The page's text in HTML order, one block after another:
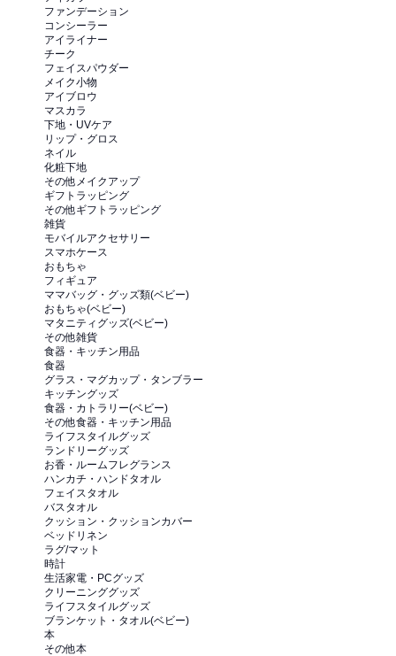
ファンデーション
コンシーラー
アイライナー
チーク
フェイスパウダー
メイク小物
アイブロウ
マスカラ
下地・UVケア
リップ・グロス
ネイル
化粧下地
その他メイクアップ
ギフトラッピング
その他ギフトラッピング
雑貨
モバイルアクセサリー
スマホケース
おもちゃ
フィギュア
ママバッグ・グッズ類(ベビー)
おもちゃ(ベビー)
マタニティグッズ(ベビー)
その他雑貨
食器・キッチン用品
食器
グラス・マグカップ・タンブラー
キッチングッズ
食器・カトラリー(ベビー)
その他食器・キッチン用品
ライフスタイルグッズ
ランドリーグッズ
お香・ルームフレグランス
ハンカチ・ハンドタオル
フェイスタオル
バスタオル
クッション・クッションカバー
ベッドリネン
ラグ/マット
時計
生活家電・PCグッズ
クリーニンググッズ
ライフスタイルグッズ
ブランケット・タオル(ベビー)
本
その他本